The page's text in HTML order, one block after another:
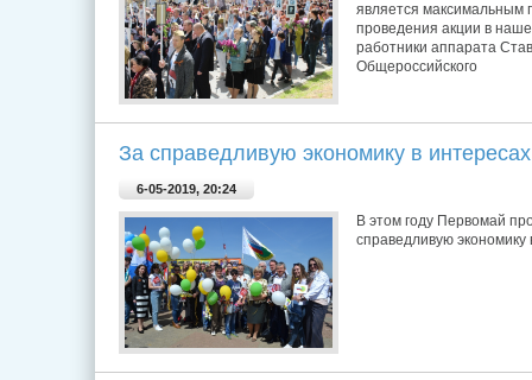
является максимальным
проведения акции в
работники аппарата
Общероссийского
За справедливую экономику в
6-05-2019, 20:24
В этом году Первомай
справедливую экономику